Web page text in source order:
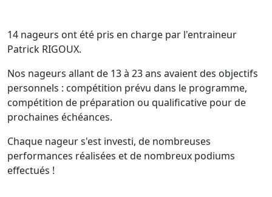
14 nageurs ont été pris en charge par l'entraineur
Patrick RIGOUX.
Nos nageurs allant de 13 à 23 ans avaient des objectifs
personnels : compétition prévu dans le programme,
compétition de préparation ou qualificative pour de
prochaines échéances.
Chaque nageur s'est investi, de nombreuses
performances réalisées et de nombreux podiums
effectués !